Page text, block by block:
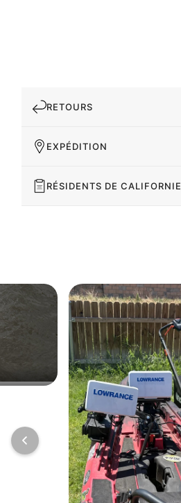
RETOURS
EXPÉDITION
RÉSIDENTS DE CALIFORNIE